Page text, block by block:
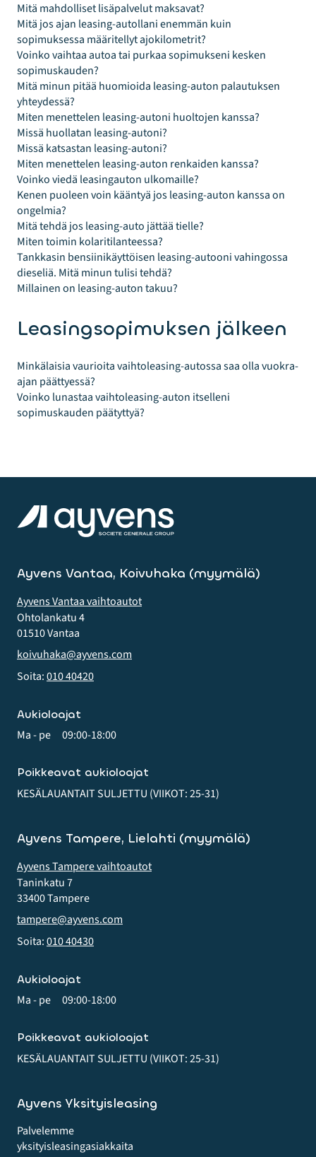
Mitä mahdolliset lisäpalvelut maksavat?
Mitä jos ajan leasing-autollani enemmän kuin
sopimuksessa määritellyt ajokilometrit?
Voinko vaihtaa autoa tai purkaa sopimukseni kesken
sopimuskauden?
Mitä minun pitää huomioida leasing-auton palautuksen
yhteydessä?
Miten menettelen leasing-autoni huoltojen kanssa?
Missä huollatan leasing-autoni?
Missä katsastan leasing-autoni?
Miten menettelen leasing-auton renkaiden kanssa?
Voinko viedä leasingauton ulkomaille?
Kenen puoleen voin kääntyä jos leasing-auton kanssa on
ongelmia?
Mitä tehdä jos leasing-auto jättää tielle?
Miten toimin kolaritilanteessa?
Tankkasin bensiinikäyttöisen leasing-autooni vahingossa
dieseliä. Mitä minun tulisi tehdä?
Millainen on leasing-auton takuu?
Leasingsopimuksen jälkeen
Minkälaisia vaurioita vaihtoleasing-autossa saa olla vuokra-
ajan päättyessä?
Voinko lunastaa vaihtoleasing-auton itselleni
sopimuskauden päätyttyä?
Ayvens Vantaa, Koivuhaka (myymälä)
Ayvens Vantaa vaihtoautot
Ohtolankatu 4
01510 Vantaa
koivuhaka@ayvens.com
Soita:010 40420
Aukioloajat
Ma - pe 09:00-18:00
Poikkeavat aukioloajat
KESÄLAUANTAIT SULJETTU (VIIKOT: 25-31)
Ayvens Tampere, Lielahti (myymälä)
Ayvens Tampere vaihtoautot
Taninkatu 7
33400 Tampere
tampere@ayvens.com
Soita:010 40430
Aukioloajat
Ma - pe 09:00-18:00
Poikkeavat aukioloajat
KESÄLAUANTAIT SULJETTU (VIIKOT: 25-31)
Ayvens Yksityisleasing
Palvelemme
yksityis­leasing­asiakkaita